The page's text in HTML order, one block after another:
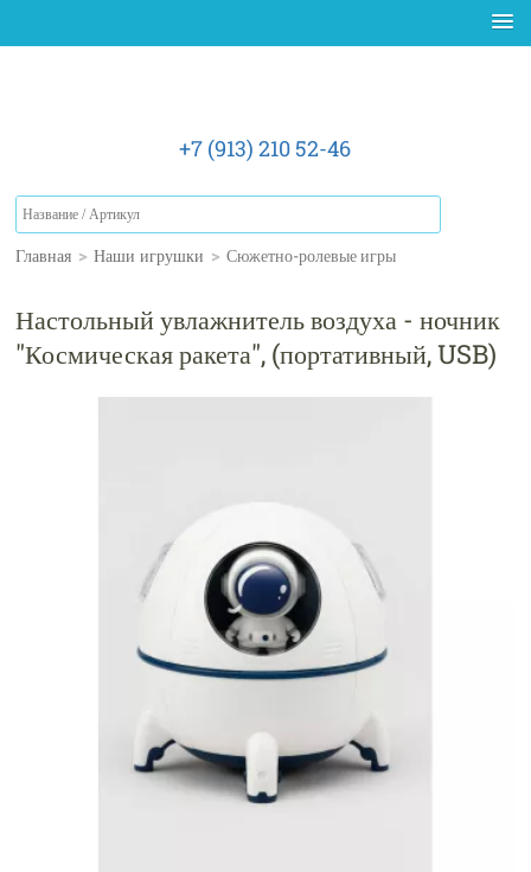
+7 (913) 210 52-46
Главная > Наши игрушки > Сюжетно-ролевые игры
Настольный увлажнитель воздуха - ночник
"Космическая ракета", (портативный, USB)